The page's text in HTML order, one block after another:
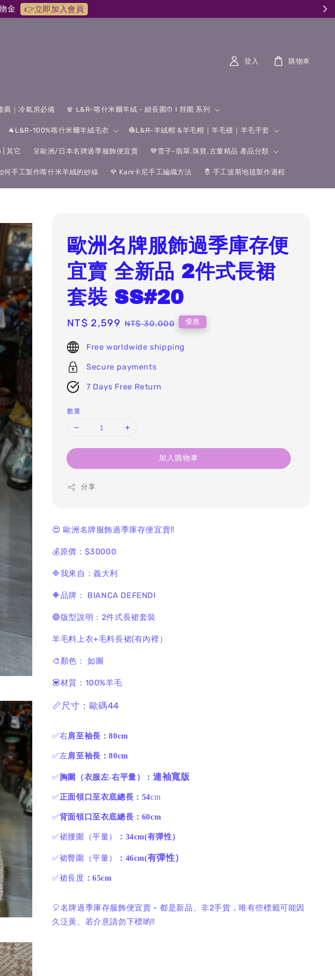
金 👉立即加入會員
薦｜冷氣房必備 🧣 L&R-喀什米爾羊絨 - 細長圍巾 I 脖圍 系列
🐐L&R-100%喀什米爾羊絨毛衣 🧶L&R-羊絨帽 &羊毛帽｜羊毛襪｜羊毛手套
| 其它 👗歐洲/日本名牌過季服飾便宜賣 💙雪子-翡翠.珠寶.古董精品 產品分類
何手工製作喀什米羊絨的紗線 🌹 Kani卡尼手工編織方法 🤴 手工波斯地毯製作過程
登入 購物車
歐洲名牌服飾過季庫存便
宜賣 全新品 2件式長裙
套裝 SS#20
Sale
NT$ 2,599 Regular
NT$ 30,000 優惠
Free worldwide shipping
Secure payments
7 Days Free Return
數量
加入購物車
分享
😍 歐洲名牌服飾過季庫存便宜賣‼️
💰原價：$30000
🔷我來自：義大利
🔶品牌： BIANCA DEFENDI
🟣版型說明：2件式長裙套裝
羊毛料上衣+毛料長裙(有內裡）
🎨顏色： 如圖
💟材質：100%羊毛
📏尺寸：歐碼44
✅右肩至袖長：80cm
✅左肩至袖長：80cm
✅胸圍（衣服左-右平量）：連袖寬版
✅正面領口至衣底總長：54cm
✅背面領口至衣底總長：60cm
✅裙腰圍（平量） ：34cm(有彈性）
✅裙臀圍（平量） ：46cm(有彈性）
✅裙長度 ：65cm
🎈名牌過季庫存服飾便宜賣 - 都是新品、非2手貨，唯有些標籤可能因
久泛黃、若介意請勿下標喲‼️